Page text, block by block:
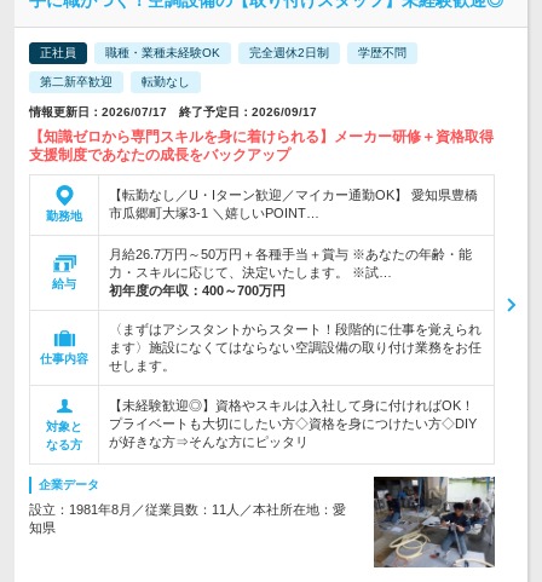
正社員 職種・業種未経験OK 完全週休2日制 学歴不問
第二新卒歓迎 転勤なし
情報更新日：2026/07/17 終了予定日：2026/09/17
【知識ゼロから専門スキルを身に着けられる】メーカー研修＋資格取得
支援制度であなたの成長をバックアップ
勤務地
【転勤なし／U・Iターン歓迎／マイカー通勤OK】 愛知県豊橋
市瓜郷町大塚3-1 ＼嬉しいPOINT…
給与
月給26.7万円～50万円＋各種手当＋賞与 ※あなたの年齢・能
力・スキルに応じて、決定いたします。 ※試…
初年度の年収： 400～700万円
仕事内容
〈まずはアシスタントからスタート！段階的に仕事を覚えられ
ます〉施設になくてはならない空調設備の取り付け業務をお任
せします。
対象と
なる方
【未経験歓迎◎】資格やスキルは入社して身に付ければOK！
プライベートも大切にしたい方◇資格を身につけたい方◇DIY
が好きな方⇒そんな方にピッタリ
企業データ
設立：1981年8月／従業員数：11人／本社所在地：愛
知県